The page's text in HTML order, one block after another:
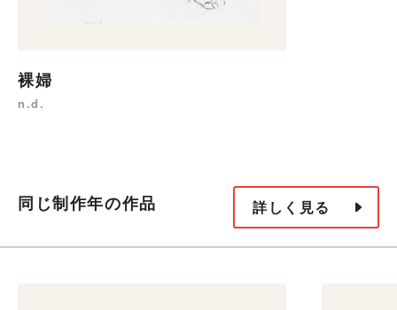
裸婦
n.d.
同じ制作年の作品 詳しく見る